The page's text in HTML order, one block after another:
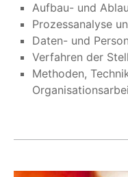
Aufbau- und
Prozessanalyse
Daten- und
Verfahren der
Methoden,